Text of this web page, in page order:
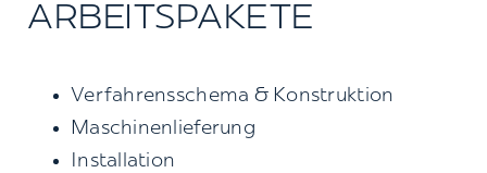
ARBEITSPAKETE
Verfahrensschema & Konstruktion
Maschinenlieferung
Installation